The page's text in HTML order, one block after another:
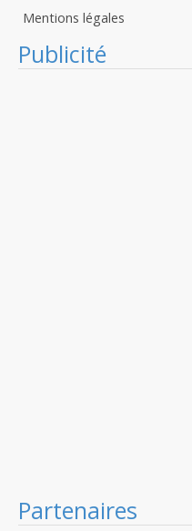
Mentions légales
Publicité
Partenaires